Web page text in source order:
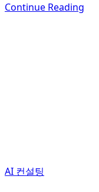
Continue Reading
AI 컨설팅